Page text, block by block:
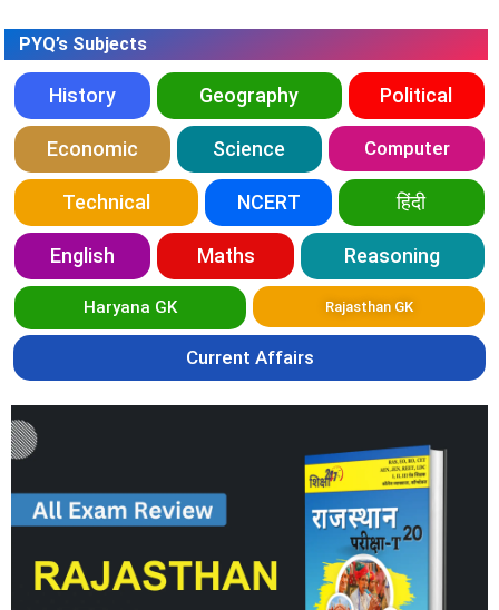
PYQ’s Subjects
History Geography Political
Economic Science Computer
Technical NCERT हिंदी
English Maths Reasoning
Haryana GK Rajasthan GK
Current Affairs